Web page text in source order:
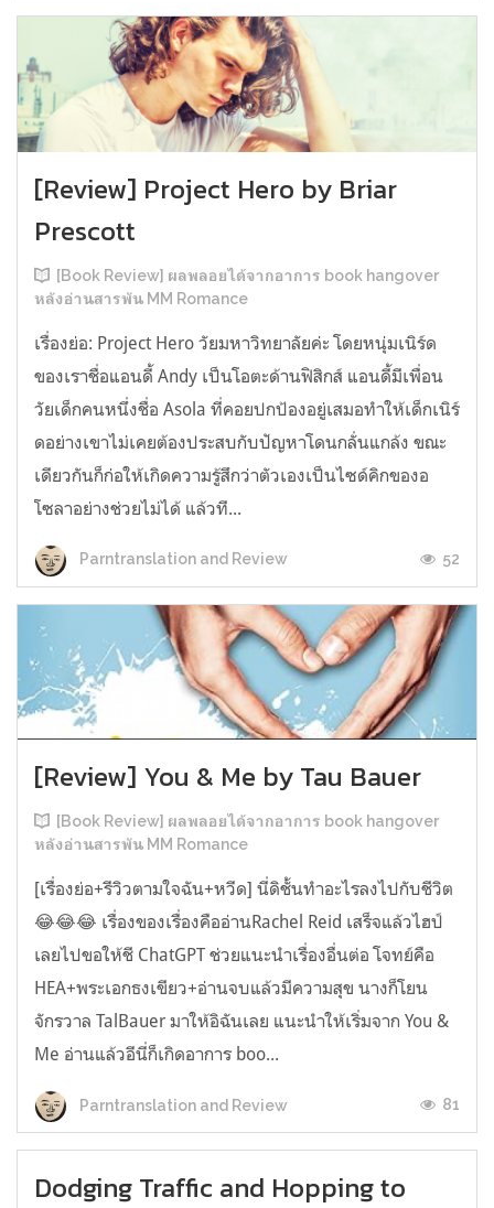
[Review] Project Hero by Briar
Prescott
[Book Review] ผลพลอยได้จากอาการ book hangover
หลังอ่านสารพัน MM Romance
เรื่องย่อ: Project Hero วัยมหาวิทยาลัยค่ะ โดยหนุ่มเนิร์ด
ของเราชื่อแอนดี้ Andy เป็นโอตะด้านฟิสิกส์ แอนดี้มีเพื่อน
วัยเด็กคนหนึ่งชื่อ Asola ที่คอยปกป้องอยู่เสมอทำให้เด็กเนิร์
ดอย่างเขาไม่เคยต้องประสบกับปัญหาโดนกลั่นแกล้ง ขณะ
เดียวกันก็ก่อให้เกิดความรู้สึกว่าตัวเองเป็นไซด์คิกของอ
โซลาอย่างช่วยไม่ได้ แล้วที...
Parntranslation and Review 52
[Review] You & Me by Tau Bauer
[Book Review] ผลพลอยได้จากอาการ book hangover
หลังอ่านสารพัน MM Romance
[เรื่องย่อ+รีวิวตามใจฉัน+หวีด] นี่ดิชั้นทำอะไรลงไปกับชีวิต
😂😂😂 เรื่องของเรื่องคืออ่านRachel Reid เสร็จแล้วไฮป์
เลยไปขอให้ชี ChatGPT ช่วยแนะนำเรื่องอื่นต่อ โจทย์คือ
HEA+พระเอกธงเขียว+อ่านจบแล้วมีความสุข นางก็โยน
จักรวาล TalBauer มาให้อิฉันเลย แนะนำให้เริ่มจาก You &
Me อ่านแล้วอีนี่ก็เกิดอาการ boo...
Parntranslation and Review 81
Dodging Traffic and Hopping to